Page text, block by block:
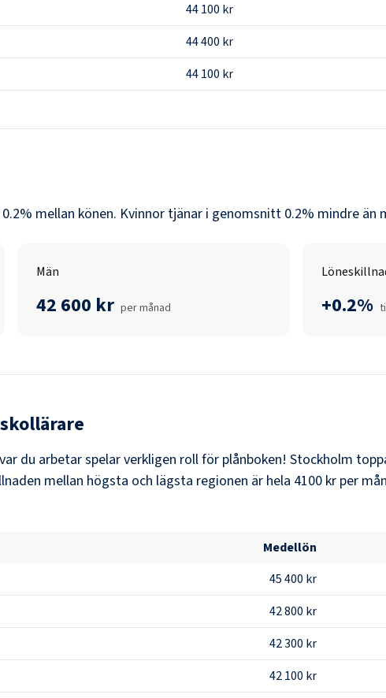
44 100 kr
44 400 kr
44 100 kr
0.2% mellan könen. Kvinnor tjänar i genomsnitt 0.2% mindre än
Män
42 600 kr per månad +0.2%
du arbetar spelar verkligen roll för plånboken! Stockholm
mellan högsta och lägsta regionen är hela 4100 kr per
Medellön
45 400 kr
42 800 kr
42 300 kr
42 100 kr